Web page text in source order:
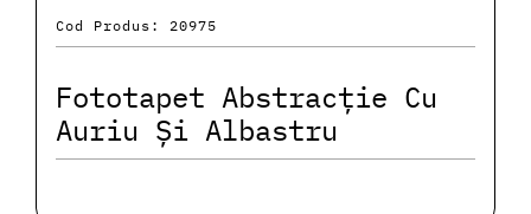
Cod Produs: 20975
Fototapet Abstracție Cu
Auriu Și Albastru